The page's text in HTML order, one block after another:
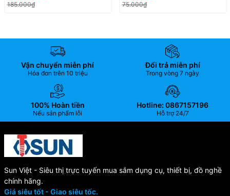
185.000₫ 75.000₫
Vận chuyển miễn phí
Hóa đơn trên 10 triệu
Đổi trả miễn phí
Trong vòng 7 ngày
100% Hoàn tiền
Nếu sản phẩm lỗi
Hotline: 0867157196
Hỗ trợ 24/7
Sun Việt - Siêu thị trực tuyến mua sắm dụng cụ, thiết bị, đồ nghề
chính hãng.
Giá siêu tốt - Giao siêu tốc.